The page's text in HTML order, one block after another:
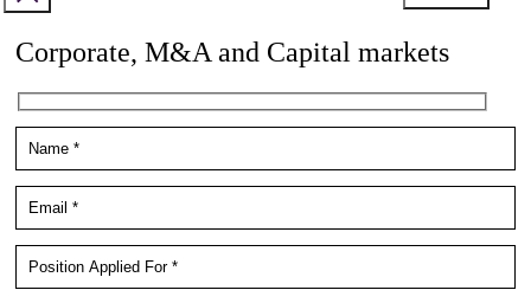
Corporate, M&A and Capital markets